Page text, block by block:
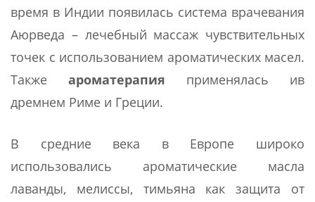
время в Индии появилась система врачевания
Аюрведа – лечебный массаж чувствительных
точек с использованием ароматических масел.
Также ароматерапия применялась ив
дремнем Риме и Греции.
В средние века в Европе широко
использовались ароматические масла
лаванды, мелиссы, тимьяна как защита от